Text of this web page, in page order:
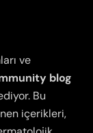
ve
blog
Bu
içerikleri,